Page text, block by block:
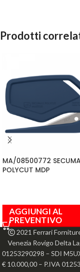
Prodotti
MA/08500772
POLYCUT MDP
AGGIUNGI AL
PREVENTIVO
2021 Ferrari
Venezia Rovigo Delta
01253290298 – SDI
€ 10.000,00 – P.IVA